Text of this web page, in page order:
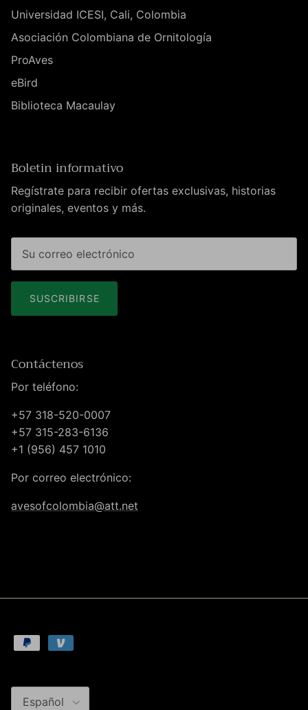
Universidad ICESI, Cali, Colombia
Asociación Colombiana de Ornitología
ProAves
eBird
Biblioteca Macaulay
Boletin informativo
Regístrate para recibir ofertas exclusivas, historias
originales, eventos y más.
SUSCRIBIRSE
Contáctenos
Por teléfono:
+57 318-520-0007
+57 315-283-6136
+1 (956) 457 1010
Por correo electrónico:
avesofcolombia@att.net
Español